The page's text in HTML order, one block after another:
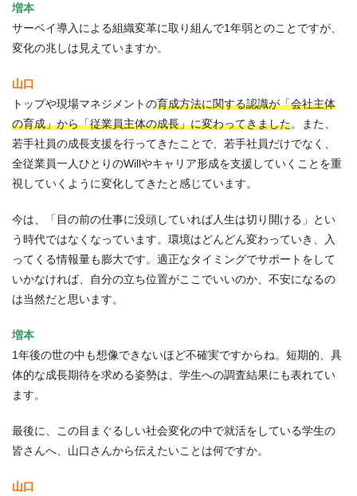
増本
サーベイ導入による組織変革に取り組んで1年弱とのことですが、
変化の兆しは見えていますか。
山口
トップや現場マネジメントの育成方法に関する認識が「会社主体
の育成」から「従業員主体の成長」に変わってきました。また、
若手社員の成長支援を行ってきたことで、若手社員だけでなく、
全従業員一人ひとりのWillやキャリア形成を支援していくことを重
視していくように変化してきたと感じています。
今は、「目の前の仕事に没頭していれば人生は切り開ける」とい
う時代ではなくなっています。環境はどんどん変わっていき、入
ってくる情報量も膨大です。適正なタイミングでサポートをして
いかなければ、自分の立ち位置がここでいいのか、不安になるの
は当然だと思います。
増本
1年後の世の中も想像できないほど不確実ですからね。短期的、具
体的な成長期待を求める姿勢は、学生への調査結果にも表れてい
ます。
最後に、この目まぐるしい社会変化の中で就活をしている学生の
皆さんへ、山口さんから伝えたいことは何ですか。
山口